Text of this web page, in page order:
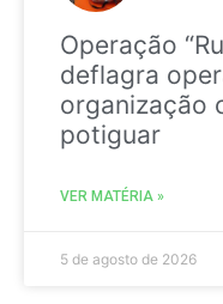
Operação
deflagra
organização
potiguar
VER MATÉRIA »
5 de agosto de 2026